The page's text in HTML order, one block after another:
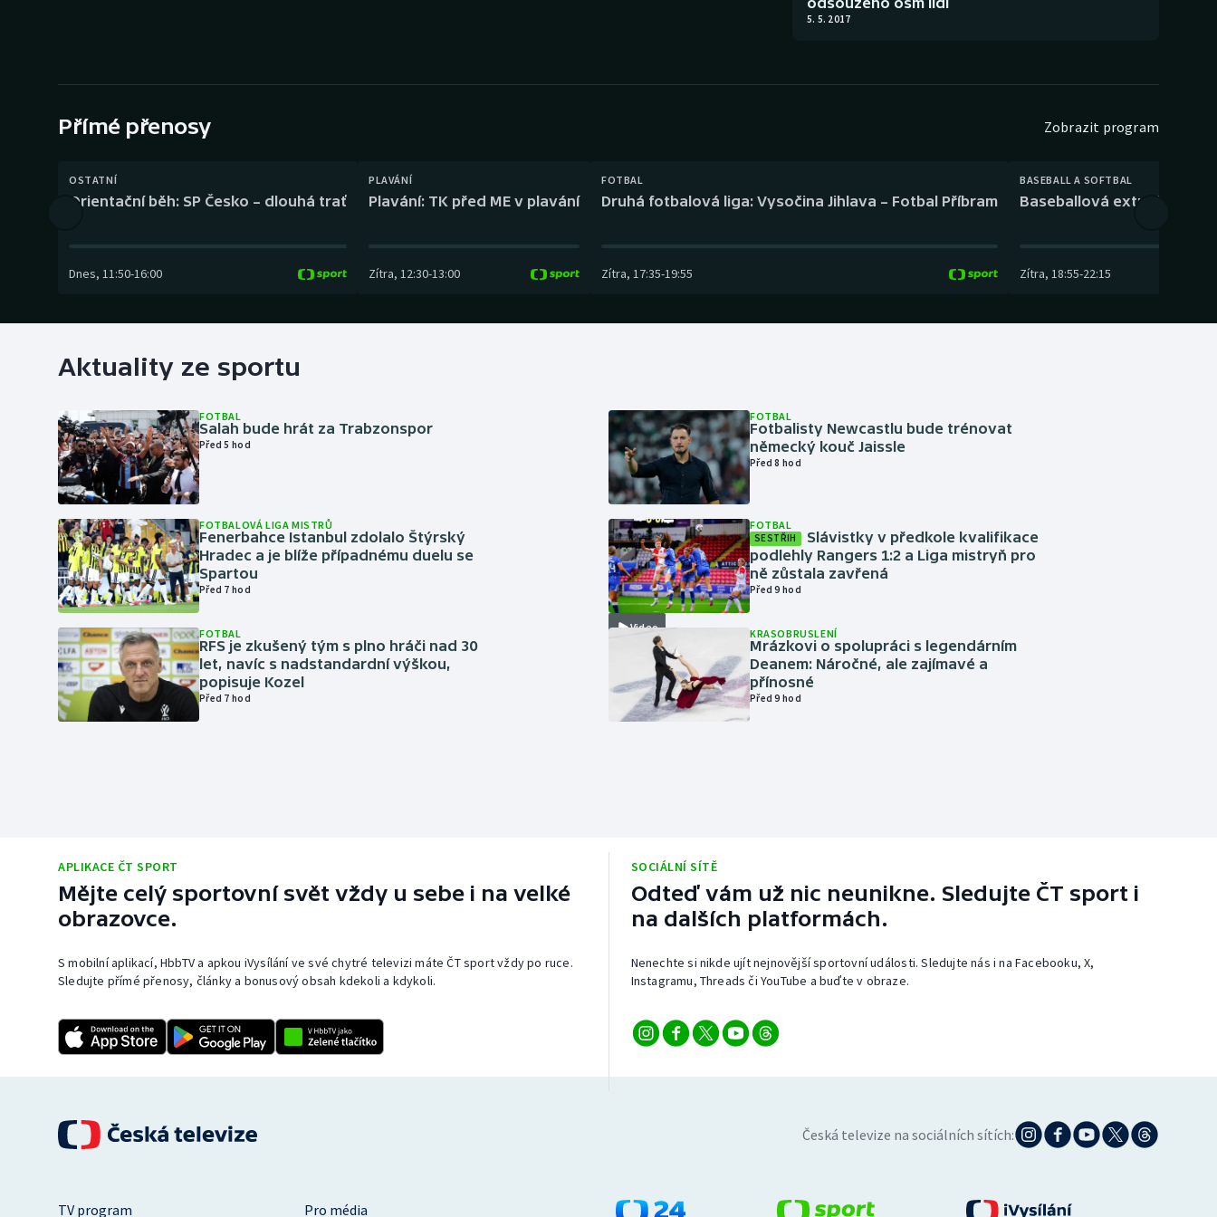
5. 5. 2017
Přímé přenosy Zobrazit program
OSTATNÍ
Orientační běh: SP Česko – dlouhá trať
Dnes, 11:50-16:00
PLAVÁNÍ
Plavání: TK před ME v plavání
Zítra, 12:30-13:00
FOTBAL
Druhá fotbalová liga: Vysočina Jihlava – Fotbal Příbram
Zítra, 17:35-19:55
BASEBALL A SOFTBAL
Baseballová extraliga:
Zítra, 18:55-22:15
Aktuality ze sportu
FOTBAL
Salah bude hrát za Trabzonspor
Před 5 hod
FOTBALOVÁ LIGA MISTRŮ
Fenerbahce Istanbul zdolalo Štýrský
Hradec a je blíže případnému duelu se
Spartou
Před 7 hod
FOTBAL
RFS je zkušený tým s plno hráči nad 30
let, navíc s nadstandardní výškou,
popisuje Kozel
Před 7 hod
FOTBAL
Fotbalisty Newcastlu bude trénovat
německý kouč Jaissle
Před 8 hod
Video
FOTBAL
SESTŘIH
Slávistky v předkole kvalifikace
podlehly Rangers 1:2 a Liga mistryň pro
ně zůstala zavřená
Před 9 hod
KRASOBRUSLENÍ
Mrázkovi o spolupráci s legendárním
Deanem: Náročné, ale zajímavé a
přínosné
Před 9 hod
APLIKACE ČT SPORT
Mějte celý sportovní svět vždy u sebe i na velké
obrazovce.
S mobilní aplikací, HbbTV a apkou iVysílání ve své chytré televizi máte ČT sport vždy po ruce.
Sledujte přímé přenosy, články a bonusový obsah kdekoli a kdykoli.
SOCIÁLNÍ SÍTĚ
Odteď vám už nic neunikne. Sledujte ČT sport i
na dalších platformách.
Nenechte si nikde ujít nejnovější sportovní události. Sledujte nás i na Facebooku, X,
Instagramu, Threads či YouTube a buďte v obraze.
Česká televize na sociálních sítích:
TV program Pro média